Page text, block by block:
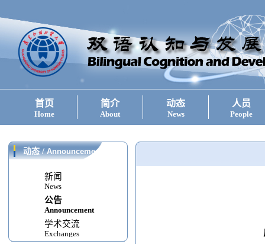
首页
Home
简介
About
动态
News
人员
People
动态/Announcement
新闻
News
公告
Announcement
学术交流
Exchanges